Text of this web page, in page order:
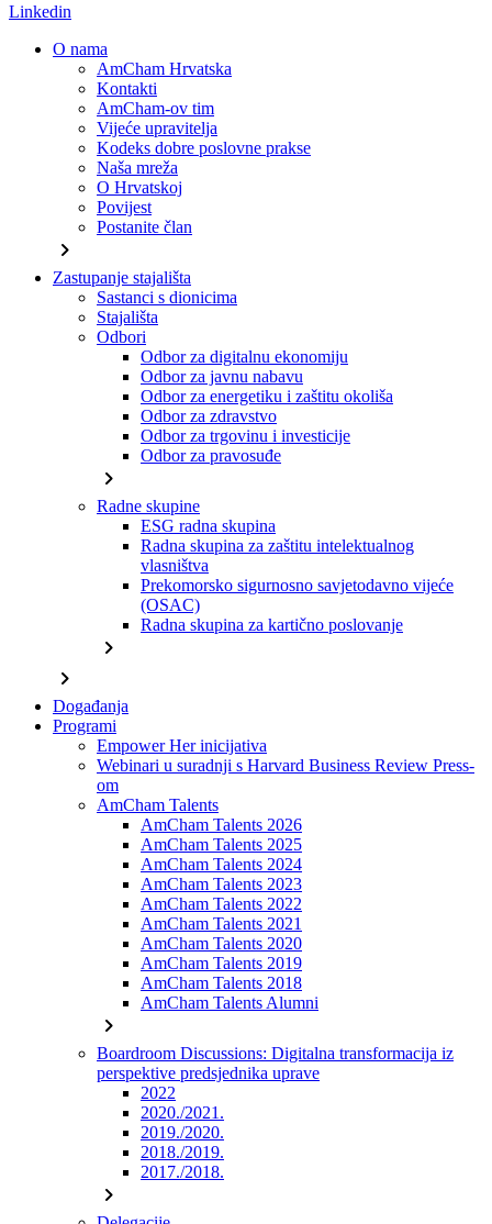
Linkedin
O nama
AmCham Hrvatska
Kontakti
AmCham-ov tim
Vijeće upravitelja
Kodeks dobre poslovne prakse
Naša mreža
O Hrvatskoj
Povijest
Postanite član
chevron_right
Zastupanje stajališta
Sastanci s dionicima
Stajališta
Odbori
Odbor za digitalnu ekonomiju
Odbor za javnu nabavu
Odbor za energetiku i zaštitu okoliša
Odbor za zdravstvo
Odbor za trgovinu i investicije
Odbor za pravosuđe
chevron_right
Radne skupine
ESG radna skupina
Radna skupina za zaštitu intelektualnog
vlasništva
Prekomorsko sigurnosno savjetodavno vijeće
(OSAC)
Radna skupina za kartično poslovanje
chevron_right
chevron_right
Događanja
Programi
Empower Her inicijativa
Webinari u suradnji s Harvard Business Review Press-
om
AmCham Talents
AmCham Talents 2026
AmCham Talents 2025
AmCham Talents 2024
AmCham Talents 2023
AmCham Talents 2022
AmCham Talents 2021
AmCham Talents 2020
AmCham Talents 2019
AmCham Talents 2018
AmCham Talents Alumni
chevron_right
Boardroom Discussions: Digitalna transformacija iz
perspektive predsjednika uprave
2022
2020./2021.
2019./2020.
2018./2019.
2017./2018.
chevron_right